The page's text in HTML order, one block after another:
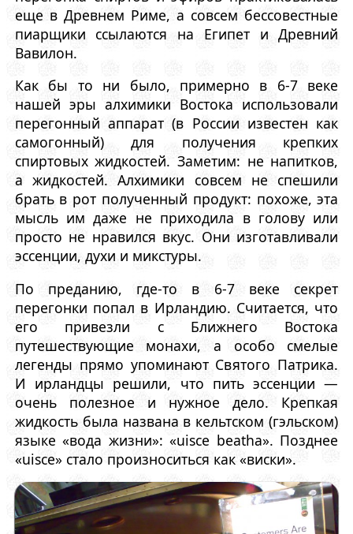
еще в Древнем Риме, а совсем бессовестные
пиарщики ссылаются на Египет и Древний
Вавилон.
Как бы то ни было, примерно в 6-7 веке
нашей эры алхимики Востока использовали
перегонный аппарат (в России известен как
самогонный) для получения крепких
спиртовых жидкостей. Заметим: не напитков,
а жидкостей. Алхимики совсем не спешили
брать в рот полученный продукт: похоже, эта
мысль им даже не приходила в голову или
просто не нравился вкус. Они изготавливали
эссенции, духи и микстуры.
По преданию, где-то в 6-7 веке секрет
перегонки попал в Ирландию. Считается, что
его привезли с Ближнего Востока
путешествующие монахи, а особо смелые
легенды прямо упоминают Святого Патрика.
И ирландцы решили, что пить эссенции —
очень полезное и нужное дело. Крепкая
жидкость была названа в кельтском (гэльском)
языке «вода жизни»: «uisce beatha». Позднее
«uisce» стало произноситься как «виски».